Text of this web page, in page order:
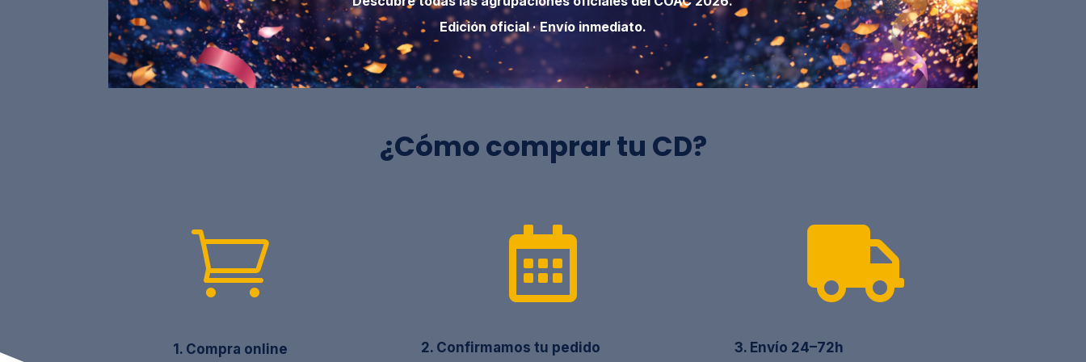
Edición oficial · Envío inmediato.
¿Cómo comprar tu CD?

1. Compra online

2. Confirmamos tu pedido

3. Envío 24–72h